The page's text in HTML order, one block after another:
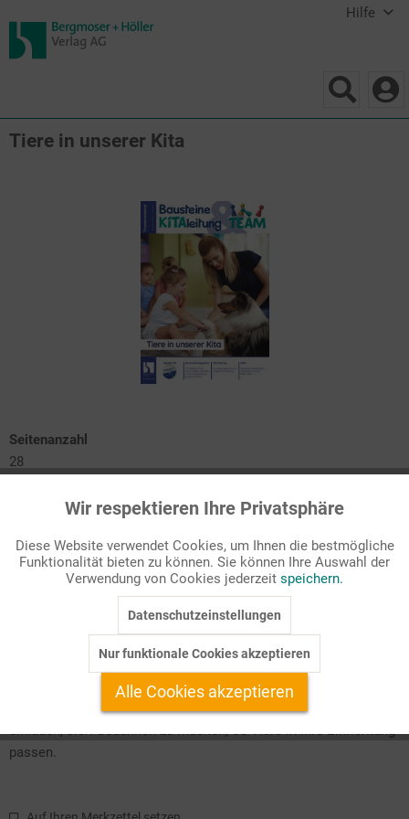
Hilfe
Tiere in unserer Kita
Seitenanzahl
28
Passende Stichworte
Entscheidungsphase
Rechtliches Wissen
Abschied nehmen
Was passt zu unserer Kita?
Tiere in den Alltag integrieren
Tiere in Ihrer Kita? Mit dieser Ausgabe möchten wir Sie
einladen, sich Gedanken zu machen, ob Tiere in Ihre Einrichtung
passen.
Funktionale Aktiv
Marketing Inaktiv
Inaktiv
Wir respektieren Ihre Privatsphäre
Diese Website verwendet Cookies, um Ihnen die bestmögliche
Funktionalität bieten zu können. Sie können Ihre Auswahl der
Verwendung von Cookies jederzeit speichern.
Datenschutzeinstellungen
Nur funktionale Cookies akzeptieren
Alle Cookies akzeptieren